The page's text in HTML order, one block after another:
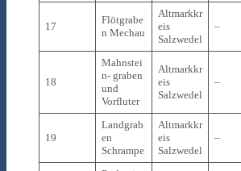
17
Flötgrabe
n Mechau
Altmarkkr
eis
Salzwedel
–
18
Mahnstei
n- graben
und
Vorfluter
Altmarkkr
eis
Salzwedel
–
19
Landgrab
en
Schrampe
Altmarkkr
eis
Salzwedel
–